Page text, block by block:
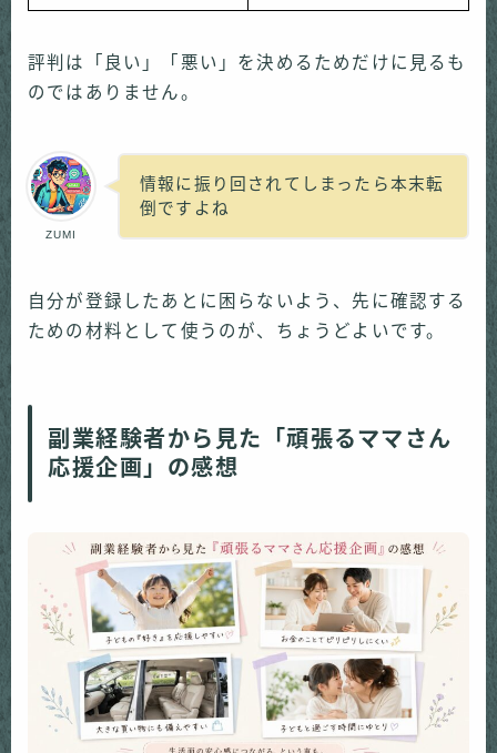
評判は「良い」「悪い」を決めるためだけに見るも
のではありません。
ZUMI
情報に振り回されてしまったら本末転
倒ですよね
自分が登録したあとに困らないよう、先に確認する
ための材料として使うのが、ちょうどよいです。
副業経験者から見た 「 頑張るママさん
応援企画」の感想